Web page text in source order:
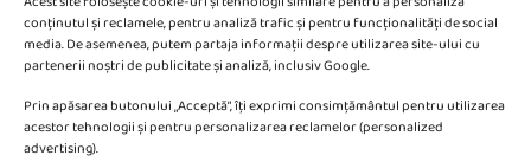
conținutul și reclamele, pentru analiză trafic și pentru funcționalități de social
media. De asemenea, putem partaja informații despre utilizarea site-ului cu
partenerii noștri de publicitate și analiză, inclusiv Google.
Prin apăsarea butonului „Acceptă”, îți exprimi consimțământul pentru utilizarea
acestor tehnologii și pentru personalizarea reclamelor (personalized
advertising).
Va putem sprijini si prin: